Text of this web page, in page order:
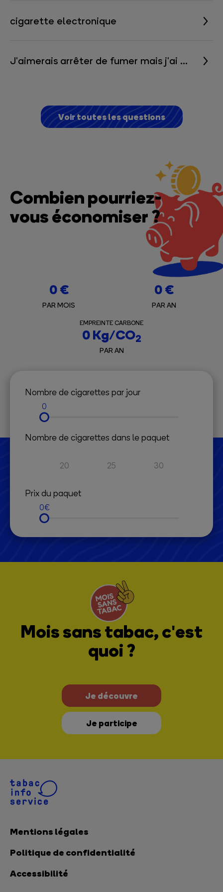
cigarette electronique
J'aimerais arrêter de fumer mais j'ai peur
de
ne
pas
être
prête
Voir toutes les questions
Combien pourriez-
vous économiser ?
0€
PAR MOIS
0€
PAR AN
EMPREINTE CARBONE
0Kg/CO2
PAR AN
Nombre de cigarettes par jour
0
Nombre de cigarettes dans le paquet
20 25 30
Prix du paquet
0
Mois sans tabac, c'est
quoi ?
Je découvre
Je participe
Mentions légales
Politique de confidentialité
Accessibilité